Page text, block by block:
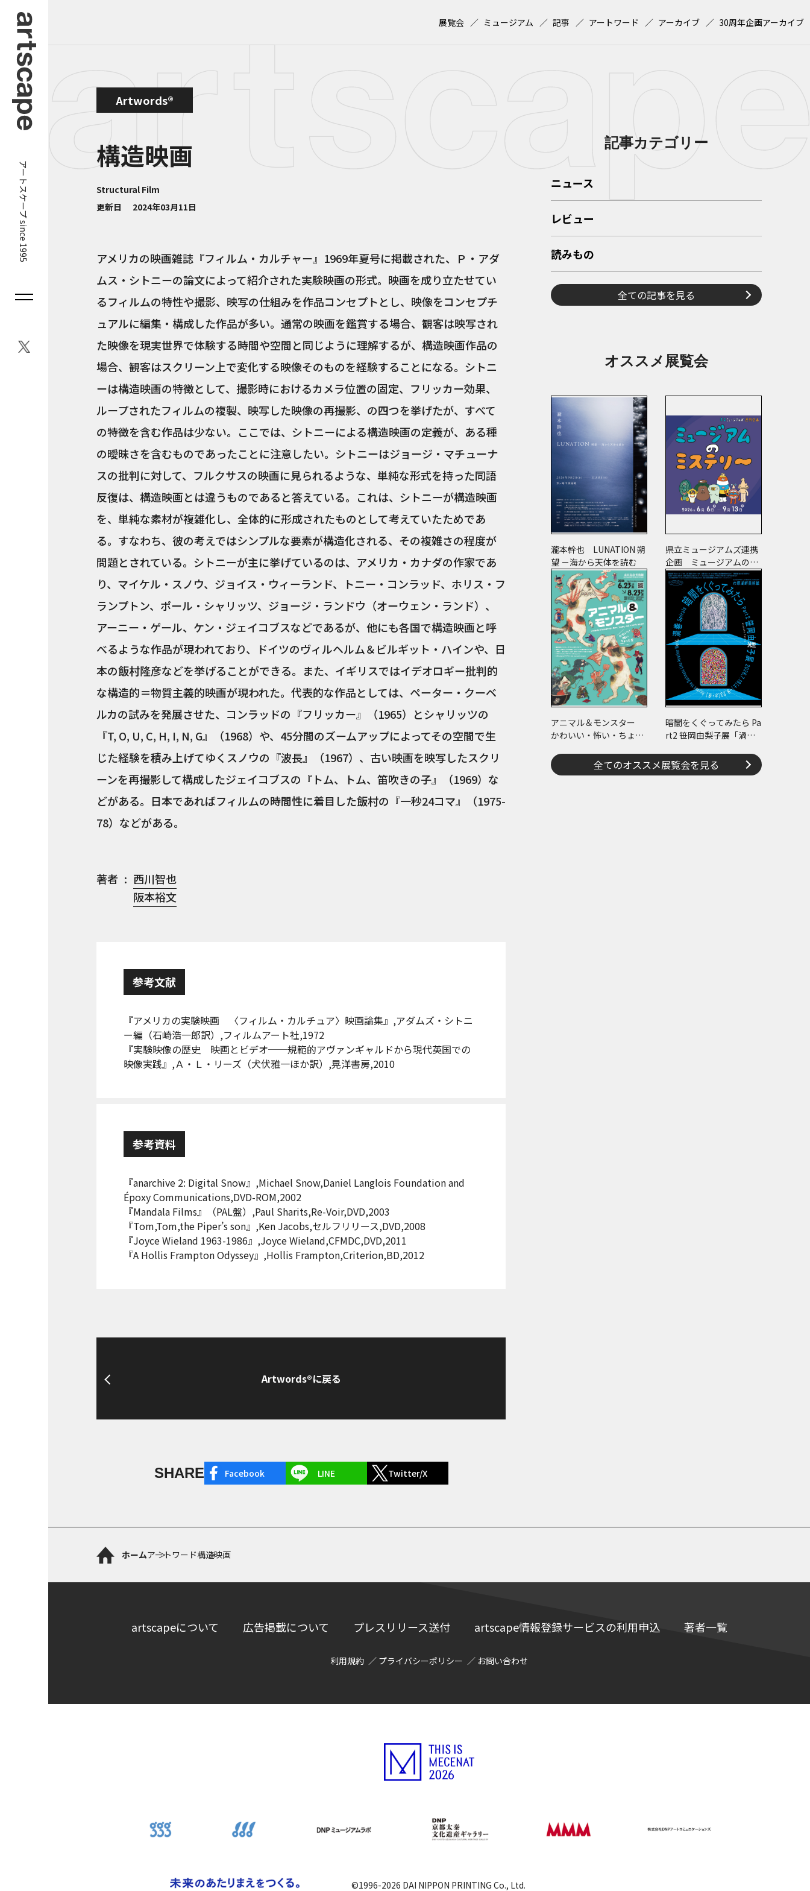
アートスケープ since 1995
展覧会 ミュージアム 記事 アートワード アーカイブ 30周年企画アーカイブ
Artwords®
構造映画
Structural Film
更新日
2024年03月11日
アメリカの映画雑誌『フィルム・カルチャー』1969年夏号に掲載された、Ｐ・アダ
ムス・シトニーの論文によって紹介された実験映画の形式。映画を成り立たせてい
るフィルムの特性や撮影、映写の仕組みを作品コンセプトとし、映像をコンセプチ
ュアルに編集・構成した作品が多い。通常の映画を鑑賞する場合、観客は映写され
た映像を現実世界で体験する時間や空間と同じように理解するが、構造映画作品の
場合、観客はスクリーン上で変化する映像そのものを経験することになる。シトニ
ーは構造映画の特徴として、撮影時におけるカメラ位置の固定、フリッカー効果、
ループされたフィルムの複製、映写した映像の再撮影、の四つを挙げたが、すべて
の特徴を含む作品は少ない。ここでは、シトニーによる構造映画の定義が、ある種
の曖昧さを含むものであったことに注意したい。シトニーはジョージ・マチューナ
スの批判に対して、フルクサスの映画に見られるような、単純な形式を持った同語
反復は、構造映画とは違うものであると答えている。これは、シトニーが構造映画
を、単純な素材が複雑化し、全体的に形成されたものとして考えていたためであ
る。すなわち、彼の考えではシンプルな要素が構造化される、その複雑さの程度が
問題とされている。シトニーが主に挙げているのは、アメリカ・カナダの作家であ
り、マイケル・スノウ、ジョイス・ウィーランド、トニー・コンラッド、ホリス・フ
ランプトン、ポール・シャリッツ、ジョージ・ランドウ（オーウェン・ランド）、
アーニー・ゲール、ケン・ジェイコブスなどであるが、他にも各国で構造映画と呼
べるような作品が現われており、ドイツのヴィルヘルム＆ビルギット・ハインや、日
本の飯村隆彦などを挙げることができる。また、イギリスではイデオロギー批判的
な構造的＝物質主義的映画が現われた。代表的な作品としては、ペーター・クーベ
ルカの試みを発展させた、コンラッドの『フリッカー』（1965）とシャリッツの
『T, O, U, C, H, I, N, G』（1968）や、45分間のズームアップによってその空間で生
じた経験を積み上げてゆくスノウの『波長』（1967）、古い映画を映写したスクリ
ーンを再撮影して構成したジェイコブスの『トム、トム、笛吹きの子』（1969）な
どがある。日本であればフィルムの時間性に着目した飯村の『一秒24コマ』（1975-
78）などがある。
著者
西川智也
阪本裕文
参考文献
『アメリカの実験映画 〈フィルム・カルチュア〉映画論集』,アダムズ・シトニ
ー編（石崎浩一郎訳）,フィルムアート社,1972
『実験映像の歴史 映画とビデオ──規範的アヴァンギャルドから現代英国での
映像実践』,Ａ・Ｌ・リーズ（犬伏雅一ほか訳）,晃洋書房,2010
参考資料
『anarchive 2: Digital Snow』,Michael Snow,Daniel Langlois Foundation and
Époxy Communications,DVD-ROM,2002
『Mandala Films』（PAL盤）,Paul Sharits,Re-Voir,DVD,2003
『Tom,Tom,the Piper’s son』,Ken Jacobs,セルフリリース,DVD,2008
『Joyce Wieland 1963-1986』,Joyce Wieland,CFMDC,DVD,2011
『A Hollis Frampton Odyssey』,Hollis Frampton,Criterion,BD,2012
Artwords®に戻る
SHARE Facebook LINE Twitter/X
記事カテゴリー
ニュース
レビュー
読みもの
全ての記事を見る
オススメ展覧会
瀧本幹也 LUNATION 朔
望 －海から天体を読む
県立ミュージアムズ連携
企画 ミュージアムのミ
ステリー
アニマル＆モンスター
かわいい・怖い・ちょっ
暗闇をくぐってみたら Pa
rt2 笹岡由梨子展「渦
全てのオススメ展覧会を見る
ホームアートワード構造映画
artscapeについて 広告掲載について プレスリリース送付 artscape情報登録サービスの利用申込 著者一覧
利用規約 プライバシーポリシー お問い合わせ
©1996-2026 DAI NIPPON PRINTING Co., Ltd.